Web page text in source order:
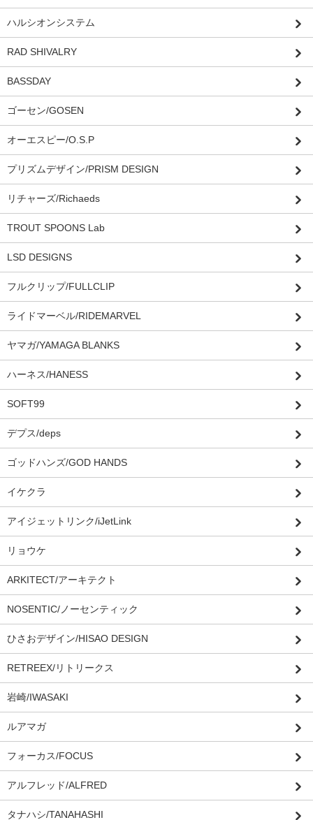
ハルシオンシステム
RAD SHIVALRY
BASSDAY
ゴーセン/GOSEN
オーエスピー/O.S.P
プリズムデザイン/PRISM DESIGN
リチャーズ/Richaeds
TROUT SPOONS Lab
LSD DESIGNS
フルクリップ/FULLCLIP
ライドマーベル/RIDEMARVEL
ヤマガ/YAMAGA BLANKS
ハーネス/HANESS
SOFT99
デプス/deps
ゴッドハンズ/GOD HANDS
イケクラ
アイジェットリンク/iJetLink
リョウケ
ARKITECT/アーキテクト
NOSENTIC/ノーセンティック
ひさおデザイン/HISAO DESIGN
RETREEX/リトリークス
岩崎/IWASAKI
ルアマガ
フォーカス/FOCUS
アルフレッド/ALFRED
タナハシ/TANAHASHI